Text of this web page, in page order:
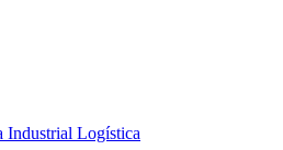
Industrial Logística